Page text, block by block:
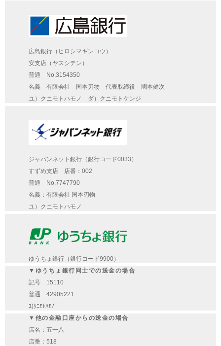
広島銀行（ヒロシマギンコウ）
安支店（ヤスシテン）
普通 No,3154350
名義 有限会社 国本刃物 代表取締役 國本健次
ユ）クニモトハモノ ダ）クニモトケンジ
ジャパンネット銀行（銀行コード0033）
すずめ支店 店番：002
普通 No.7747790
名義：有限会社 国本刃物
ユ）クニモトハモノ
ゆうちょ銀行（銀行コード9900）
▼ゆうちょ銀行同士での送金の場合
記号 15110
普通 42905221
ﾕ)ｸﾆﾓﾄﾊﾓﾉ
▼他の金融口座からの送金の場合
店名：五一八
店番：518